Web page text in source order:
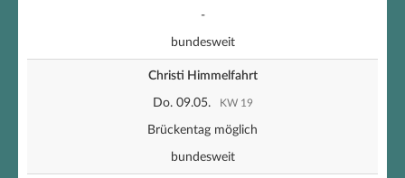
-
bundesweit
Christi Himmelfahrt
Do. 09.05. KW 19
Brückentag möglich
bundesweit